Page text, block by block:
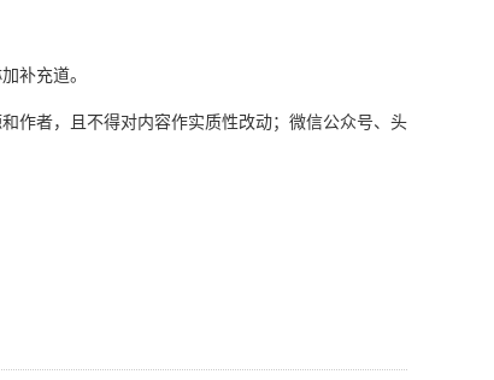
补充道。
作者，且不得对内容作实质性改动；微信公众号、头